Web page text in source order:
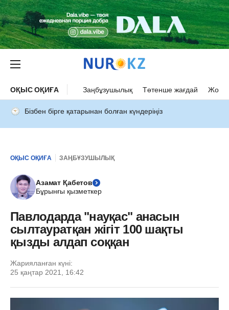
ОҚЫС ОҚИҒА Заңбұзушылық Төтенше жағдай Жол
Бізбен бірге қатарынан болған күндеріңіз
ОҚЫС ОҚИҒА ЗАҢБҰЗУШЫЛЫҚ
Азамат Қабетов
Бұрынғы қызметкер
Павлодарда "науқас" анасын
сылтауратқан жігіт 100 шақты
қызды алдап соққан
Жарияланған күні:
25 қаңтар 2021, 16:42